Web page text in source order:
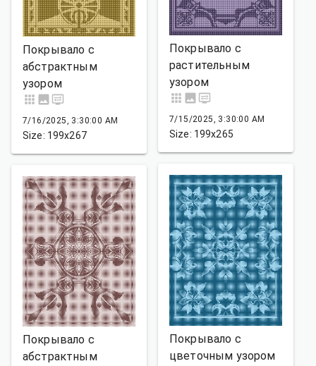
Покрывало с
абстрактным
узором
7/16/2025, 3:30:00 AM
Size: 199x267
Покрывало с
растительным
узором
7/15/2025, 3:30:00 AM
Size: 199x265
Покрывало с
цветочным узором
Покрывало с
абстрактным